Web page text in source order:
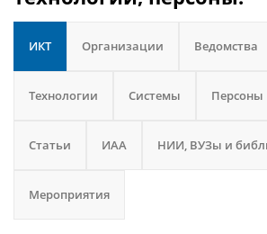
ИКТ Организации Ведомства
Технологии Системы Персоны
Статьи ИАА НИИ, ВУЗы и
Мероприятия